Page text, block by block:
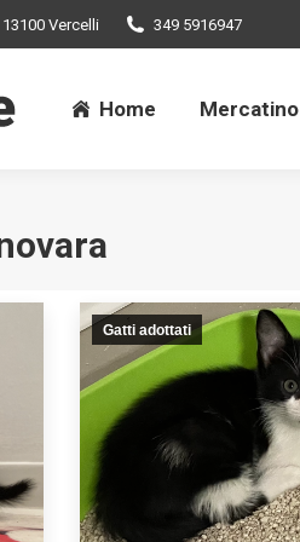
Vercelli 349 5916947
Home Mercatino
Gatti adottati
Home